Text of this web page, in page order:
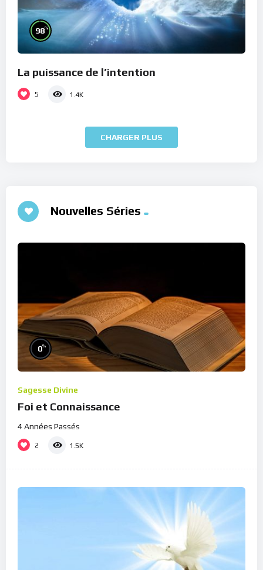
98%
La puissance de l’intention
5 1.4K
CHARGER PLUS
Nouvelles Séries
0%
Sagesse Divine
Foi et Connaissance
4 Années Passés
2 1.5K